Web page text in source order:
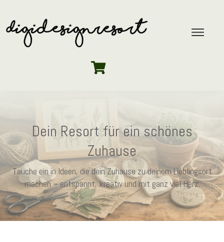
Dein Resort für ein schönes
Zuhause
Tauche ein in Ideen, die dein Zuhause zu deinem Lieblingsort
machen – entspannt, kreativ und mit ganz viel Herz.